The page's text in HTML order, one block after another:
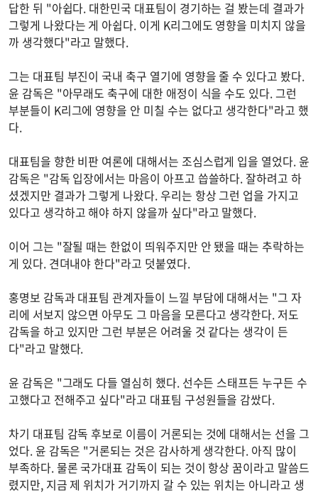
답한 뒤 "아쉽다. 대한민국 대표팀이 경기하는 걸 봤는데 결과가
그렇게 나왔다는 게 아쉽다. 이게 K리그에도 영향을 미치지 않을
까 생각했다"라고 말했다.
그는 대표팀 부진이 국내 축구 열기에 영향을 줄 수 있다고 봤다.
윤 감독은 "아무래도 축구에 대한 애정이 식을 수도 있다. 그런
부분들이 K리그에 영향을 안 미칠 수는 없다고 생각한다"라고 했
다.
대표팀을 향한 비판 여론에 대해서는 조심스럽게 입을 열었다. 윤
감독은 "감독 입장에서는 마음이 아프고 씁쓸하다. 잘하려고 하
셨겠지만 결과가 그렇게 나왔다. 우리는 항상 그런 업을 가지고
있다고 생각하고 해야 하지 않을까 싶다"라고 말했다.
이어 그는 "잘될 때는 한없이 띄워주지만 안 됐을 때는 추락하는
게 있다. 견뎌내야 한다"라고 덧붙였다.
홍명보 감독과 대표팀 관계자들이 느낄 부담에 대해서는 "그 자
리에 서보지 않으면 아무도 그 마음을 모른다고 생각한다. 저도
감독을 하고 있지만 그런 부분은 어려울 것 같다는 생각이 든
다"라고 말했다.
윤 감독은 "그래도 다들 열심히 했다. 선수든 스태프든 누구든 수
고했다고 전해주고 싶다"라고 대표팀 구성원들을 감쌌다.
차기 대표팀 감독 후보로 이름이 거론되는 것에 대해서는 선을 그
었다. 윤 감독은 "거론되는 것은 감사하게 생각한다. 아직 많이
부족하다. 물론 국가대표 감독이 되는 것이 항상 꿈이라고 말씀드
렸지만, 지금 제 위치가 거기까지 갈 수 있는 위치는 아니라고 생